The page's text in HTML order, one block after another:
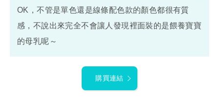
OK，不管是單色還是線條配色款的顏色都很有質
感，不說出來完全不會讓人發現裡面裝的是餵養寶寶
的母乳呢～
購買連結